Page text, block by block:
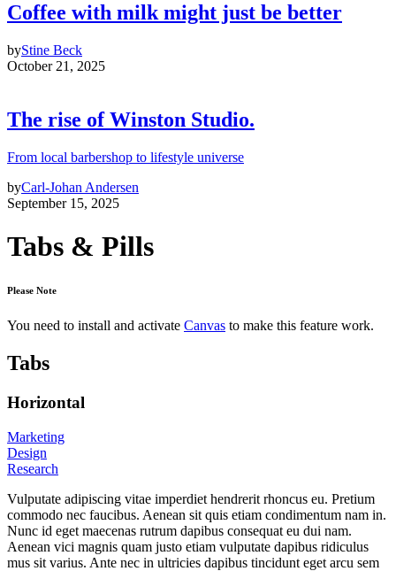
Coffee with milk might just be better
byStine Beck
October 21, 2025
The rise of Winston Studio.
From local barbershop to lifestyle universe
byCarl-Johan Andersen
September 15, 2025
Tabs & Pills
Please Note
You need to install and activate Canvas to make this feature work.
Tabs
Horizontal
Marketing
Design
Research
Vulputate adipiscing vitae imperdiet hendrerit rhoncus eu. Pretium
commodo nec faucibus. Aenean sit quis etiam condimentum nam in.
Nunc id eget maecenas rutrum dapibus consequat eu dui nam.
Aenean vici magnis quam justo etiam vulputate dapibus ridiculus
mus sit varius. Ante nec in ultricies dapibus tincidunt eget arcu sem